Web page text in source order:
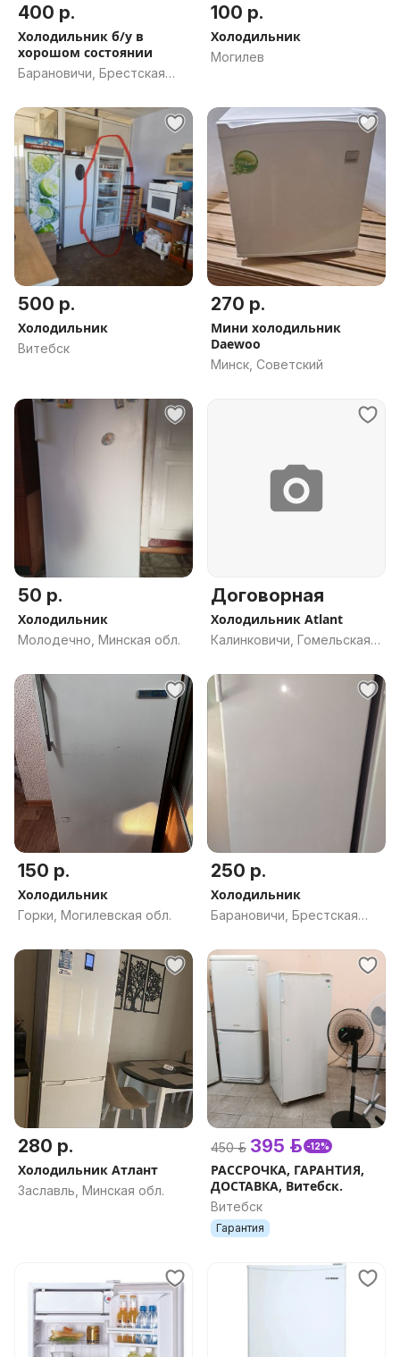
400 р.
Холодильник б/у в
хорошом состоянии
Барановичи, Брестская
100 р.
Холодильник
Могилев
500 р.
Холодильник
Витебск
270 р.
Мини холодильник
Daewoo
Минск, Советский
50 р.
Холодильник
Молодечно, Минская обл.
Договорная
Холодильник Atlant
Калинковичи, Гомельская
150 р.
Холодильник
Горки, Могилевская обл.
250 р.
Холодильник
Барановичи, Брестская
280 р.
Холодильник Атлант
Заславль, Минская обл.
450 р. 395 р. -12%
РАССРОЧКА, ГАРАНТИЯ,
ДОСТАВКА, Витебск.
Витебск
Гарантия